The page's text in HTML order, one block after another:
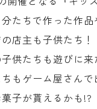
たちで作った作
店主も子供たち！
供たちも遊びに
もゲーム屋さんで
子が貰えるかも!?